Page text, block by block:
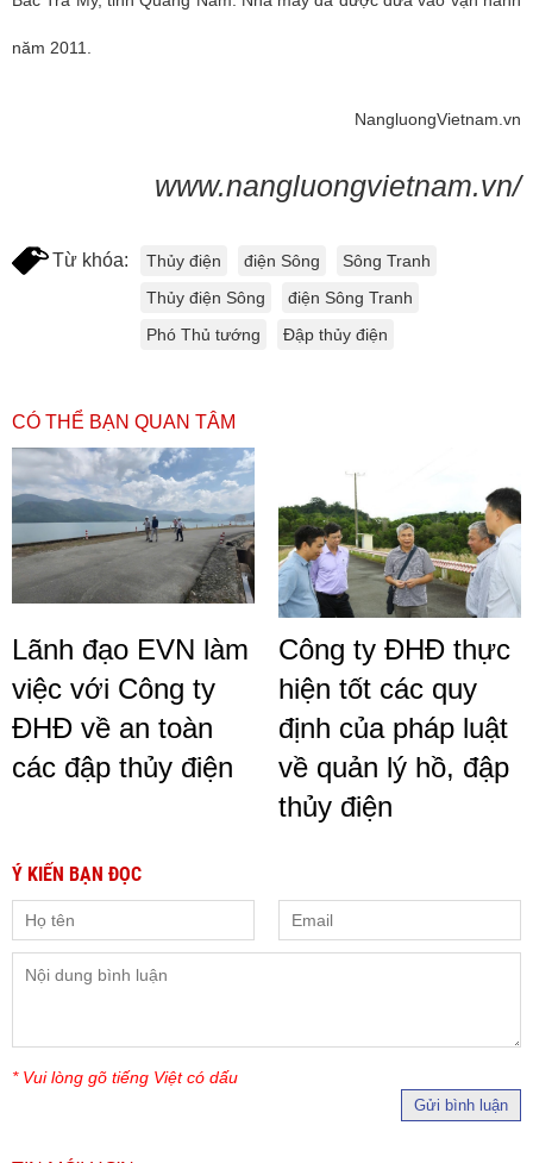
năm 2011.
NangluongVietnam.vn
www.nangluongvietnam.vn/
Từ khóa: Thủy điện điện Sông
Sông Tranh
Thủy điện Sông
điện Sông Tranh
Phó Thủ tướng
Đập thủy điện
CÓ THỂ BẠN QUAN TÂM
Lãnh đạo EVN làm
việc với Công ty
ĐHĐ về an toàn
các đập thủy điện
Công ty ĐHĐ thực
hiện tốt các quy
định của pháp luật
về quản lý hồ, đập
thủy điện
Ý KIẾN BẠN ĐỌC
* Vui lòng gõ tiếng Việt có dấu
Gửi bình luận